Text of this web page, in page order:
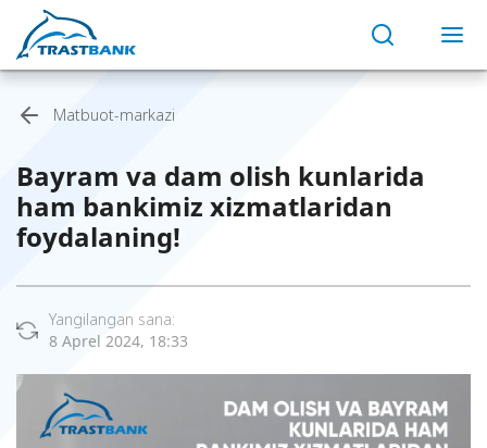
Matbuot-markazi
Bayram va dam olish kunlarida
ham bankimiz xizmatlaridan
foydalaning!
Yangilangan sana:
8 Aprel 2024, 18:33